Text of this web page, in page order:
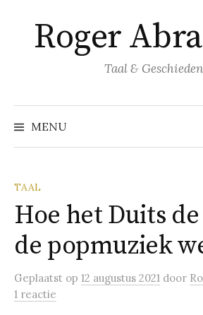
inhoud
springen
Roger
Taal &
MENU
TAAL
Hoe het Duits
de popmuziek
Geplaatst op 12 augustus 2021 door
1 reactie